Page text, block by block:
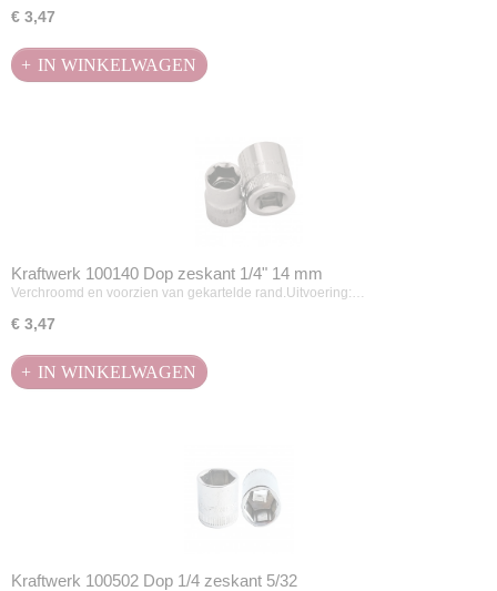
€ 3,47
IN WINKELWAGEN
Kraftwerk 100140 Dop zeskant 1/4" 14 mm
Verchroomd en voorzien van gekartelde rand.Uitvoering:…
€ 3,47
IN WINKELWAGEN
Kraftwerk 100502 Dop 1/4 zeskant 5/32